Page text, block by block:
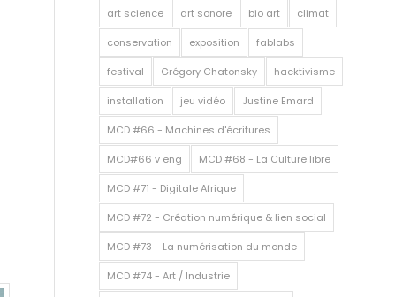
art science art sonore bio art climat
conservation exposition fablabs
festival Grégory Chatonsky hacktivisme
installation jeu vidéo Justine Emard
MCD #66 - Machines d'écritures
MCD#66 v eng MCD #68 - La Culture libre
MCD #71 - Digitale Afrique
MCD #72 - Création numérique & lien social
MCD #73 - La numérisation du monde
MCD #74 - Art / Industrie